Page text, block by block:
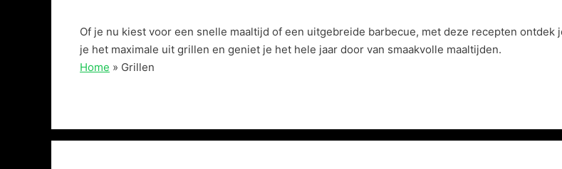
Of je nu kiest voor een snelle maaltijd of een uitgebreide barbecue, met deze recepten
je het maximale uit grillen en geniet je het hele jaar door van smaakvolle maaltijden.
Home » Grillen